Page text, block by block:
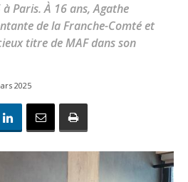
Paris. À 16 ans, Agathe
de la Franche-Comté et
titre de MAF dans son
2025